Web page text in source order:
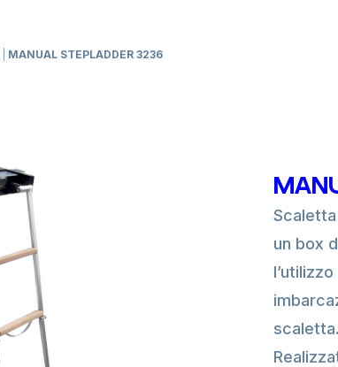
MANUAL STEPLADDER 3236
un box
scaletta.